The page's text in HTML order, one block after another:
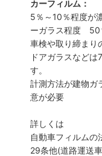
カーフィルム：
5％～10％程度が
ーガラス程度 50
車検や取り締まり
ドアガラスなど
す。
計測方法が建物ガ
意が必要
詳しくは
自動車フィルムの
29条他(道路運送